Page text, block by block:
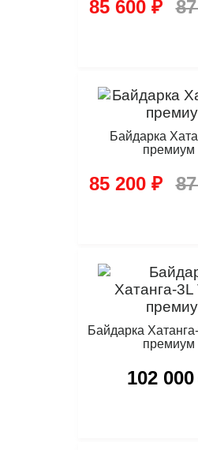
85 600 ₽
Байдарка
премиум
85 200 ₽
Байдарка
премиум
102